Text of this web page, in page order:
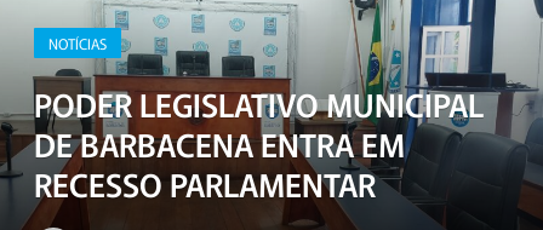
NOTÍCIAS
PODER LEGISLATIVO MUNICIPAL
DE BARBACENA ENTRA EM
RECESSO PARLAMENTAR